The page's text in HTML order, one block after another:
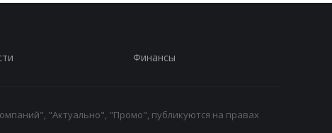
Финансы
"Актуально", "Промо", публикуются на правах